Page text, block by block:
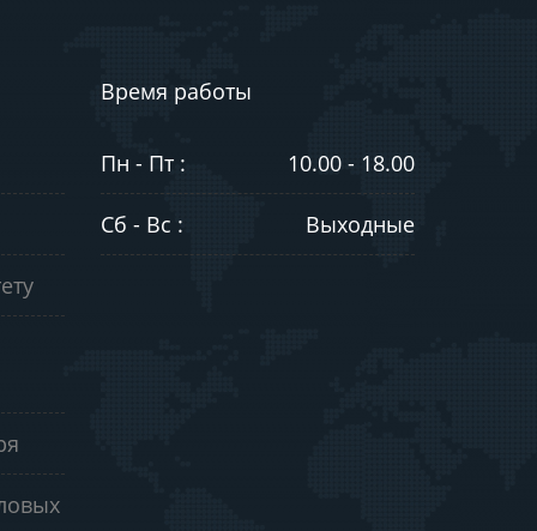
Время работы
Пн - Пт : 10.00 - 18.00
Сб - Вс : Выходные